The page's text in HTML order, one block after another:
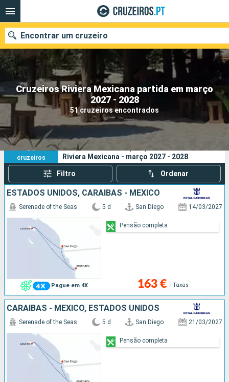
Cruzeiros Riviera Mexicana partida em março
2027 - 2028
51 cruzeiros encontrados
Encontrar um cruzeiro
Quando ir?
Data de partida
Portos
Pesquisar
51
cruzeiros
Os seus critérios de pesquisa:
Riviera Mexicana - março 2027 - 2028
Filtro Ordenar
ESTADOS UNIDOS, CARAIBAS - MEXICO
Pague em 4X
Serenade of the Seas 5 d San Diego 14/03/2027
163 € +Taxas
Pensão completa
CARAIBAS - MEXICO, ESTADOS UNIDOS
Serenade of the Seas 5 d San Diego 21/03/2027
Pensão completa